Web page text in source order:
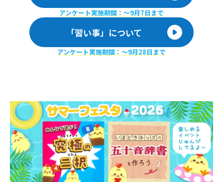
アンケート実施期間：〜9月7日まで
「習い事」について
アンケート実施期間：〜9月28日まで